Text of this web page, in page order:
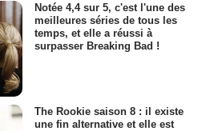
Notée 4,4 sur 5, c'est l'une des
meilleures séries de tous les
temps, et elle a réussi à
surpasser Breaking Bad !
The Rookie saison 8 : il existe
une fin alternative et elle est